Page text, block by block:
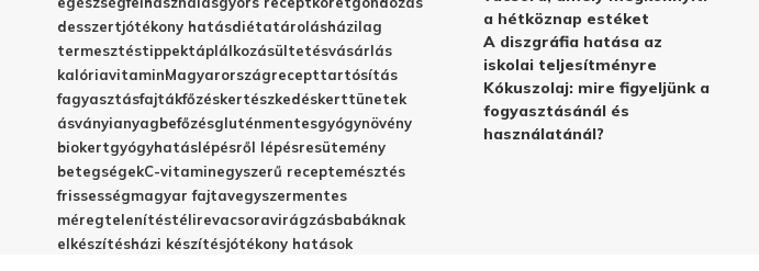
desszertjótékony hatásdiétatárolásházilag
termesztéstippektáplálkozásültetésvásárlás
kalóriavitaminMagyarországrecepttartósítás
fagyasztásfajtákfőzéskertészkedéskerttünetek
ásványianyagbefőzésgluténmentesgyógynövény
biokertgyógyhatáslépésről lépésresütemény
betegségekC-vitaminegyszerű receptemésztés
frissességmagyar fajtavegyszermentes
méregtelenítéstélirevacsoravirágzásbabáknak
elkészítésházi készítésjótékony hatások
a hétköznap estéket
A diszgráfia hatása az
iskolai teljesítményre
Kókuszolaj: mire figyeljünk a
fogyasztásánál és
használatánál?